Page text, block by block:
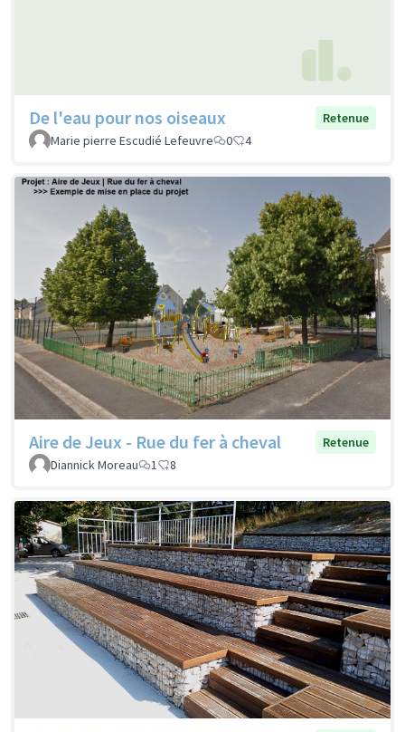
De l'eau pour nos oiseaux
Retenue
Marie pierre Escudié Lefeuvre
0 4
Aire de Jeux - Rue du fer à cheval
Retenue
Diannick Moreau
1 8